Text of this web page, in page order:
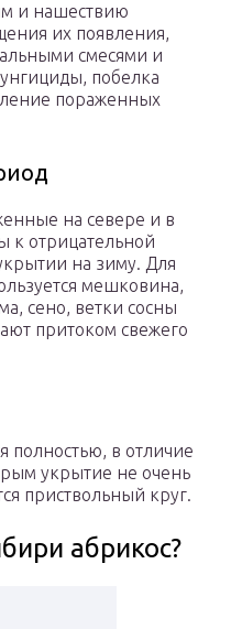
и нашествию
их появления,
смесями и
побелка
пораженных
на севере и в
к отрицательной
на зиму. Для
мешковина,
сено, ветки сосны
притоком свежего
полностью, в отличие
укрытие не очень
приствольный круг.
абрикос?